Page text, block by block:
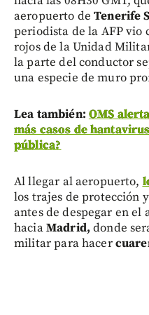
aeropuerto de Tenerife
periodista de la AFP vio
rojos de la Unidad
la parte del conductor
una especie de muro
Lea también: OMS
más casos de
pública?
Al llegar al aeropuerto,
los trajes de protección
antes de despegar en el
haciaMadrid,donde
militar para hacer